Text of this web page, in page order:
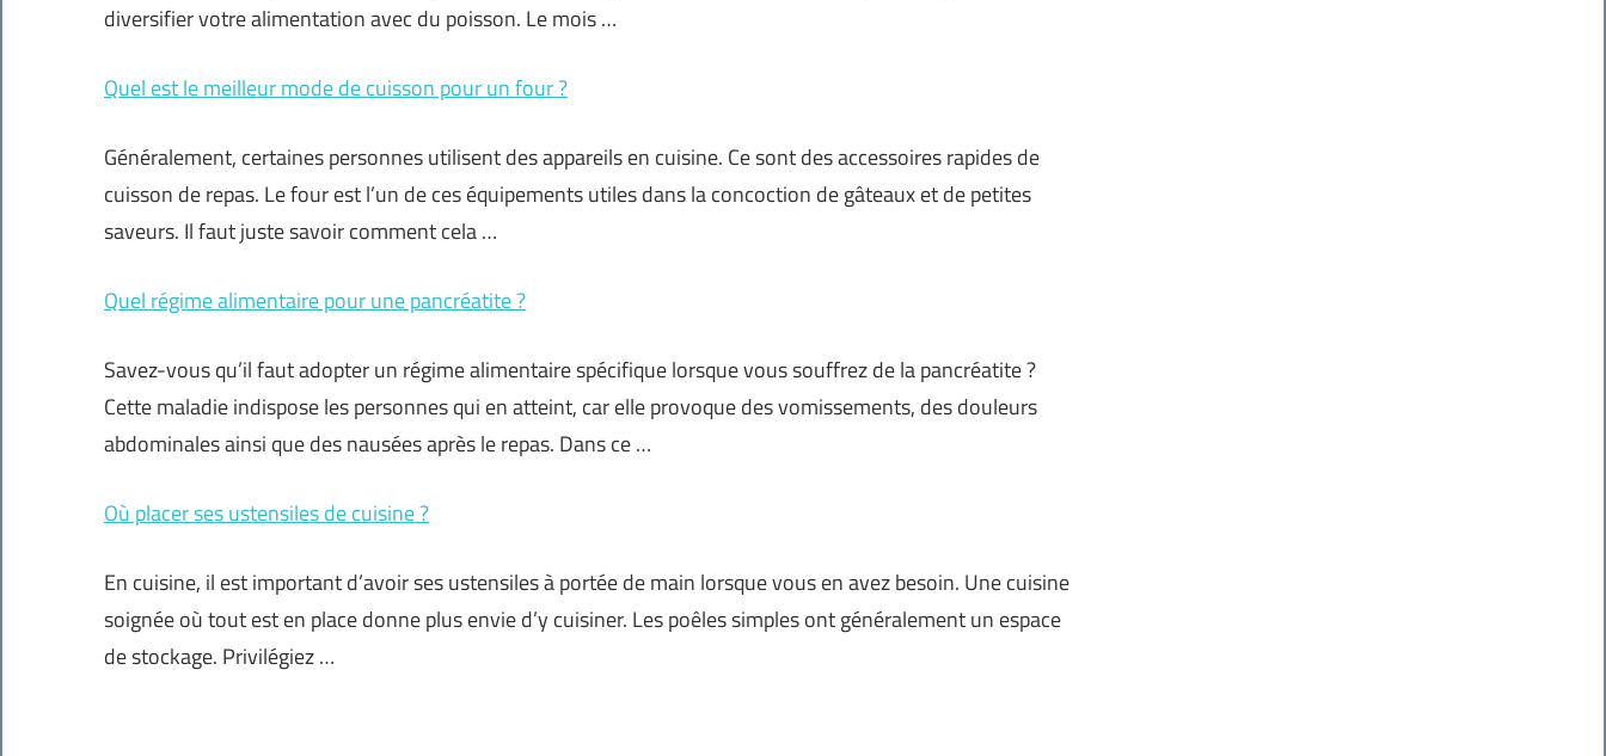
diversifier votre alimentation avec du poisson. Le mois …
Quel est le meilleur mode de cuisson pour un four ?
Généralement, certaines personnes utilisent des appareils en cuisine. Ce sont des accessoires rapides de
cuisson de repas. Le four est l’un de ces équipements utiles dans la concoction de gâteaux et de petites
saveurs. Il faut juste savoir comment cela …
Quel régime alimentaire pour une pancréatite ?
Savez-vous qu’il faut adopter un régime alimentaire spécifique lorsque vous souffrez de la pancréatite ?
Cette maladie indispose les personnes qui en atteint, car elle provoque des vomissements, des douleurs
abdominales ainsi que des nausées après le repas. Dans ce …
Où placer ses ustensiles de cuisine ?
En cuisine, il est important d’avoir ses ustensiles à portée de main lorsque vous en avez besoin. Une cuisine
soignée où tout est en place donne plus envie d’y cuisiner. Les poêles simples ont généralement un espace
de stockage. Privilégiez …